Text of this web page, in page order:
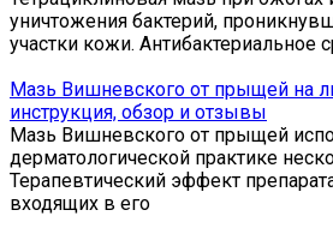
уничтожения бактерий,
участки кожи. Антибактериальное
Мазь Вишневского от прыщей на
инструкция, обзор и отзывы
Мазь Вишневского от прыщей
дерматологической практике
Терапевтический эффект
входящих в его